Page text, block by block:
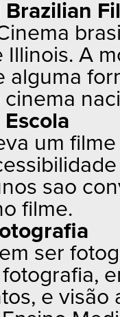
Brazilian
Illinois. A
alguma
um
sao
filme.
ser
e visão